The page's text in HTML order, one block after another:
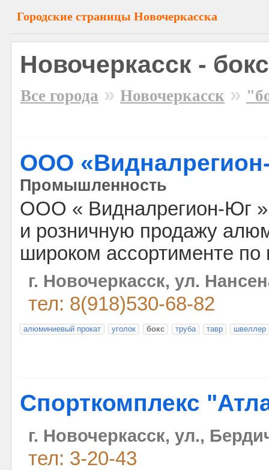
Городские страницы Новочеркасска
Новочеркасск - бокс
Все города » Новочеркасск »
ООО
Промышленность
ООО « Видналрегион-Юг »
и розничную продажу
широком ассортименте по
г. Новочеркасск, ул.
тел: 8(918)530-68-82
алюминиевый прокат уголок бокс труба тавр швеллер
Спорткомплекс
г. Новочеркасск, ул.,
тел: 3-20-43